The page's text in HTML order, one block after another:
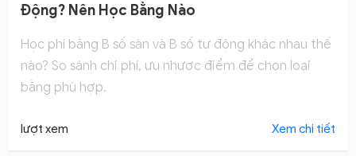
Động? Nên Học Bằng Nào
Học phí bằng B số sàn và B số tự động khác nhau thế
nào? So sánh chi phí, ưu nhược điểm để chọn loại
bằng phù hợp.
lượt xem Xem chi tiết